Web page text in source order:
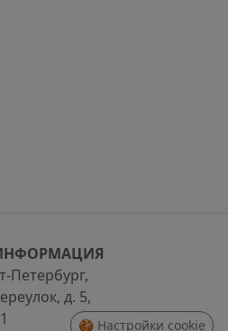
Петербург,
д. 5,
🍪 Настройки cookie